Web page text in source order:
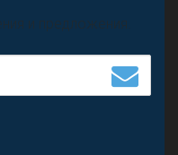
и предложения.